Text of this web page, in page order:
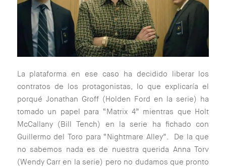
La plataforma en ese caso ha decidido liberar los
contratos de los protagonistas, lo que explicaría el
porqué Jonathan Groff (Holden Ford en la serie) ha
tomado un papel para “Matrix 4” mientras que Holt
McCallany (Bill Tench) en la serie ha fichado con
Guillermo del Toro para “Nightmare Alley”. De la que
no sabemos nada es de nuestra querida Anna Torv
(Wendy Carr en la serie) pero no dudamos que pronto